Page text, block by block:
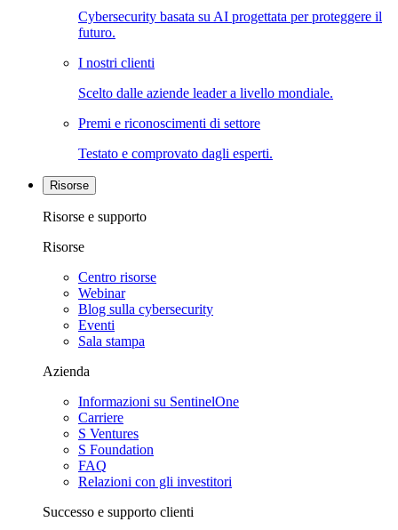
Cybersecurity basata su AI progettata per proteggere il
futuro.
I nostri clienti
Scelto dalle aziende leader a livello mondiale.
Premi e riconoscimenti di settore
Testato e comprovato dagli esperti.
Risorse
Risorse e supporto
Risorse
Centro risorse
Webinar
Blog sulla cybersecurity
Eventi
Sala stampa
Azienda
Informazioni su SentinelOne
Carriere
S Ventures
S Foundation
FAQ
Relazioni con gli investitori
Successo e supporto clienti